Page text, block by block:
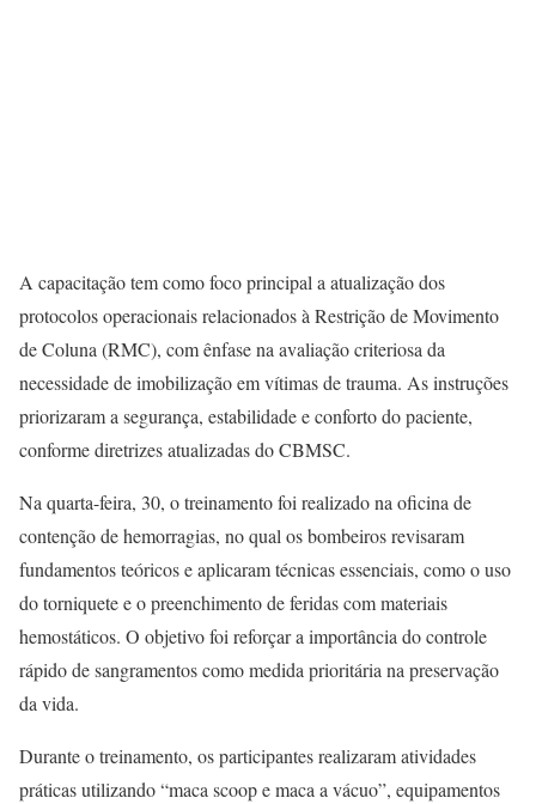
A capacitação tem como foco principal a atualização dos
protocolos operacionais relacionados à Restrição de Movimento
de Coluna (RMC), com ênfase na avaliação criteriosa da
necessidade de imobilização em vítimas de trauma. As instruções
priorizaram a segurança, estabilidade e conforto do paciente,
conforme diretrizes atualizadas do CBMSC.
Na quarta-feira, 30, o treinamento foi realizado na oficina de
contenção de hemorragias, no qual os bombeiros revisaram
fundamentos teóricos e aplicaram técnicas essenciais, como o uso
do torniquete e o preenchimento de feridas com materiais
hemostáticos. O objetivo foi reforçar a importância do controle
rápido de sangramentos como medida prioritária na preservação
da vida.
Durante o treinamento, os participantes realizaram atividades
práticas utilizando “maca scoop e maca a vácuo”, equipamentos